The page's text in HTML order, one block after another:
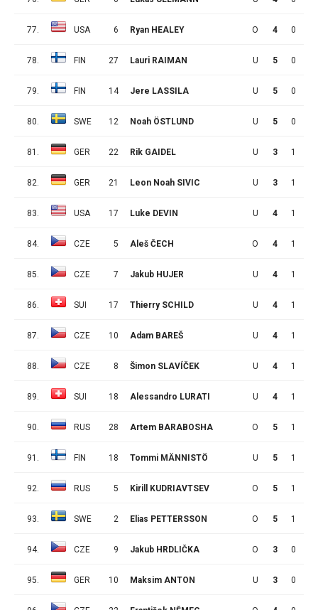
77. USA 6 Ryan HEALEY O 4 0
78. FIN 27 Lauri RAIMAN U 5 0
79. FIN 14 Jere LASSILA U 5 0
80. SWE 12 Noah ÖSTLUND U 5 0
81. GER 22 Rik GAIDEL U 3 1
82. GER 21 Leon Noah SIVIC U 3 1
83. USA 17 Luke DEVIN U 4 1
84. CZE 5 Aleš ČECH O 4 1
85. CZE 7 Jakub HUJER U 4 1
86. SUI 17 Thierry SCHILD U 4 1
87. CZE 10 Adam BAREŠ U 4 1
88. CZE 8 Šimon SLAVÍČEK U 4 1
89. SUI 18 Alessandro LURATI U 4 1
90. RUS 28 Artem BARABOSHA O 5 1
91. FIN 18 Tommi MÄNNISTÖ U 5 1
92. RUS 5 Kirill KUDRIAVTSEV O 5 1
93. SWE 2 Elias PETTERSSON O 5 1
94. CZE 9 Jakub HRDLIČKA O 3 0
95. GER 10 Maksim ANTON U 3 0